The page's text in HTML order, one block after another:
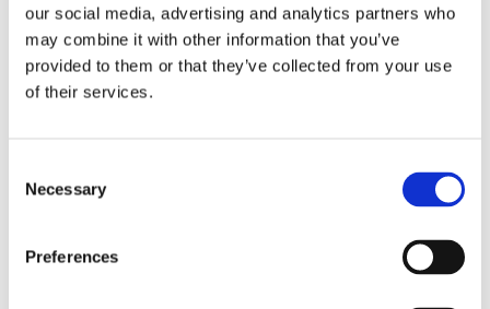
our social media, advertising and analytics partners who
may combine it with other information that you’ve
provided to them or that they’ve collected from your use
of their services.
Necessary
Preferences
än herrvarianten.
Produktinformation